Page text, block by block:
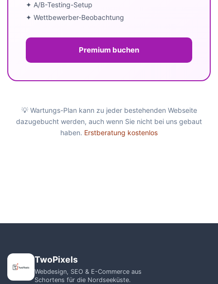
✦ A/B-Testing-Setup
✦ Wettbewerber-Beobachtung
Premium buchen
💡 Wartungs-Plan kann zu jeder bestehenden Webseite
dazugebucht werden, auch wenn Sie nicht bei uns gebaut
haben. Erstberatung kostenlos
TwoPixels
Webdesign, SEO & E-Commerce aus
Schortens für die Nordseeküste.